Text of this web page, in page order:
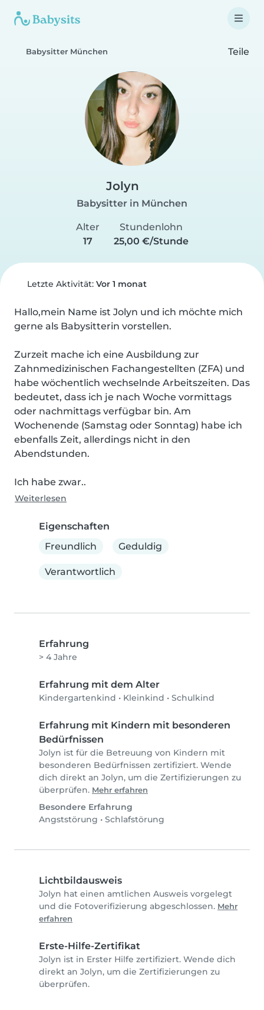
Babysitter München Teile
Jolyn
Babysitter in München
Alter
17
Stundenlohn
25,00 €/Stunde
Letzte Aktivität: Vor 1 monat
Hallo,mein Name ist Jolyn und ich möchte mich
gerne als Babysitterin vorstellen.
Zurzeit mache ich eine Ausbildung zur
Zahnmedizinischen Fachangestellten (ZFA) und
habe wöchentlich wechselnde Arbeitszeiten. Das
bedeutet, dass ich je nach Woche vormittags
oder nachmittags verfügbar bin. Am
Wochenende (Samstag oder Sonntag) habe ich
ebenfalls Zeit, allerdings nicht in den
Abendstunden.
Ich habe zwar..
Weiterlesen
Eigenschaften
Freundlich
Geduldig
Verantwortlich
Erfahrung
> 4 Jahre
Erfahrung mit dem Alter
Kindergartenkind • Kleinkind • Schulkind
Erfahrung mit Kindern mit besonderen
Bedürfnissen
Jolyn ist für die Betreuung von Kindern mit
besonderen Bedürfnissen zertifiziert. Wende
dich direkt an Jolyn, um die Zertifizierungen zu
überprüfen. Mehr erfahren
Besondere Erfahrung
Angststörung • Schlafstörung
Lichtbildausweis
Jolyn hat einen amtlichen Ausweis vorgelegt
und die Fotoverifizierung abgeschlossen. Mehr
erfahren
Erste-Hilfe-Zertifikat
Jolyn ist in Erster Hilfe zertifiziert. Wende dich
direkt an Jolyn, um die Zertifizierungen zu
überprüfen.